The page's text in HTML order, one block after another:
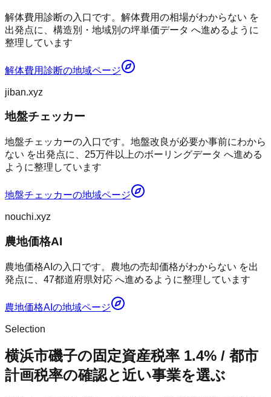
解体費用診断の入口です。解体費用の相場がわからない を
出発点に、構造別・地域別の坪単価データ へ進めるように
整理しています
解体費用診断の地域ページ
jiban.xyz
地盤チェッカー
地盤チェッカーの入口です。地盤改良が必要か事前にわから
ない を出発点に、25万件以上のボーリングデータ へ進める
ように整理しています
地盤チェッカーの地域ページ
nouchi.xyz
農地価格AI
農地価格AIの入口です。農地の売却価格がわからない を出
発点に、47都道府県対応 へ進めるように整理しています
農地価格AI の地域ページ
Selection
横浜市磯子の固定資産税率 1.4% / 都市
計画税率の確認と近い事業を選ぶ